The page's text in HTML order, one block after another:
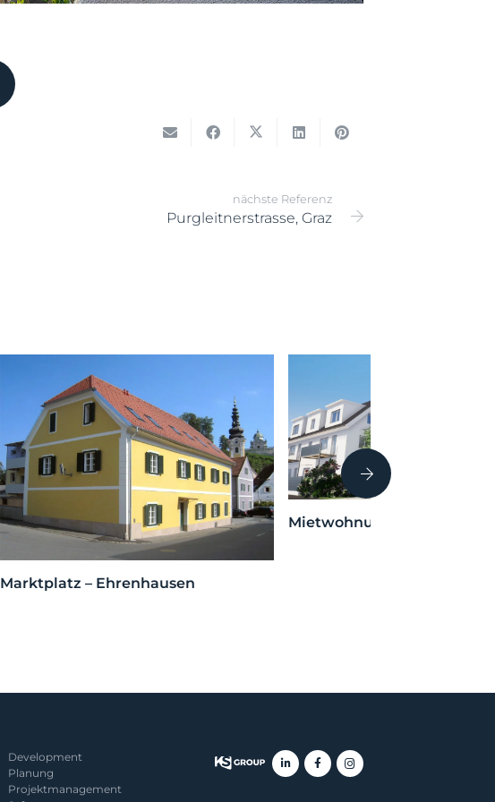
nächste Referenz
Purgleitnerstrasse, Graz
Marktplatz – Ehrenhausen
Mietwohnungen Söding
Development
Planung
Projekt­management